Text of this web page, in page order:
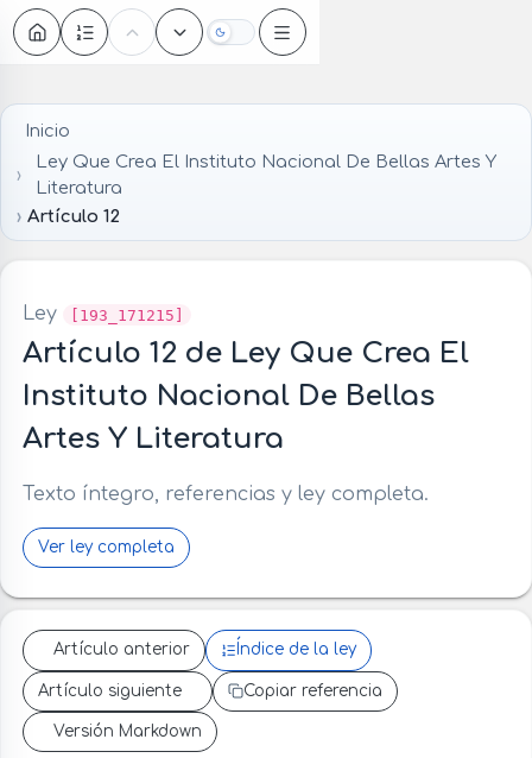
Oscuro
Inicio
Ley Que Crea El Instituto Nacional De Bellas Artes Y
Literatura
Artículo 12
Ley [193_171215]
Artículo 12 de Ley Que Crea El
Instituto Nacional De Bellas
Artes Y Literatura
Texto íntegro, referencias y ley completa.
Ver ley completa
Artículo anterior Índice de la ley
Artículo siguiente Copiar referencia
Versión Markdown